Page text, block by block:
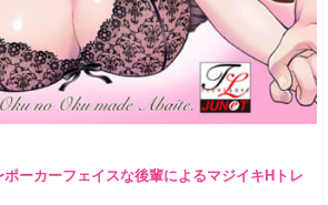
ーカーフェイスな後輩によるマジイキHトレ